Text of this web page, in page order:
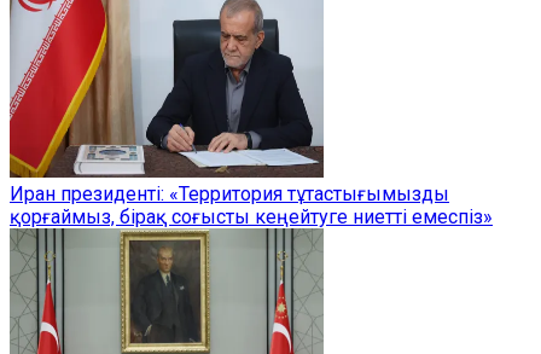
Иран президенті: «Территория тұтастығымызды
қорғаймыз, бірақ соғысты кеңейтуге ниетті емеспіз»